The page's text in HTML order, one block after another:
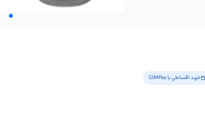
خرید اقساطی با GSMPay